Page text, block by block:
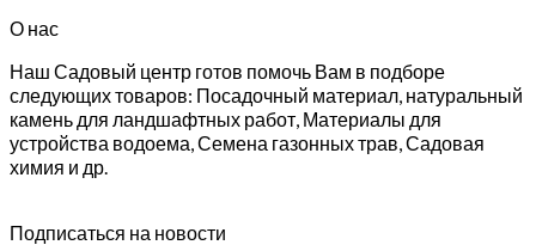
О нас
Наш Садовый центр готов помочь Вам в подборе
следующих товаров: Посадочный материал, натуральный
камень для ландшафтных работ, Материалы для
устройства водоема, Семена газонных трав, Садовая
химия и др.
Подписаться на новости